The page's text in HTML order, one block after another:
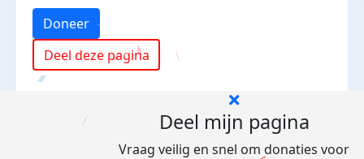
Doneer
Deel deze pagina
Deel mijn pagina
Vraag veilig en snel om donaties voor